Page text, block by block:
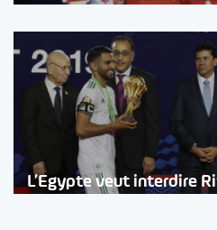
L’Egypte veut interdire